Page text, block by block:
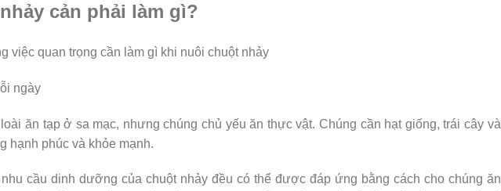
cản phải làm gì?
việc quan trọng cần làm gì khi nuôi chuột nhảy
ngày
ăn tạp ở sa mạc, nhưng chúng chủ yếu ăn thực vật. Chúng cần hạt giống, trái cây và
hạnh phúc và khỏe mạnh.
nhu cầu dinh dưỡng của chuột nhảy đều có thể được đáp ứng bằng cách cho chúng ăn